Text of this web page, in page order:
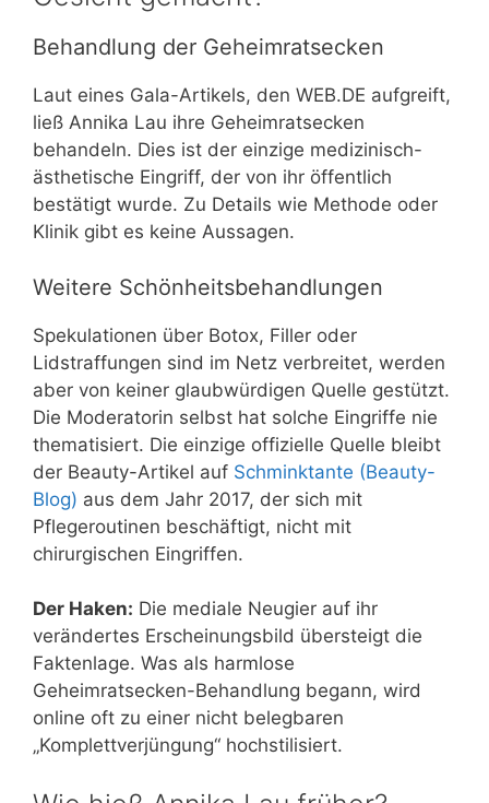
Behandlung der Geheimratsecken
Laut eines Gala-Artikels, den WEB.DE aufgreift,
ließ Annika Lau ihre Geheimratsecken
behandeln. Dies ist der einzige medizinisch-
ästhetische Eingriff, der von ihr öffentlich
bestätigt wurde. Zu Details wie Methode oder
Klinik gibt es keine Aussagen.
Weitere Schönheitsbehandlungen
Spekulationen über Botox, Filler oder
Lidstraffungen sind im Netz verbreitet, werden
aber von keiner glaubwürdigen Quelle gestützt.
Die Moderatorin selbst hat solche Eingriffe nie
thematisiert. Die einzige offizielle Quelle bleibt
der Beauty-Artikel auf Schminktante (Beauty-
Blog) aus dem Jahr 2017, der sich mit
Pflegeroutinen beschäftigt, nicht mit
chirurgischen Eingriffen.
Der Haken: Die mediale Neugier auf ihr
verändertes Erscheinungsbild übersteigt die
Faktenlage. Was als harmlose
Geheimratsecken-Behandlung begann, wird
online oft zu einer nicht belegbaren
„Komplettverjüngung“ hochstilisiert.